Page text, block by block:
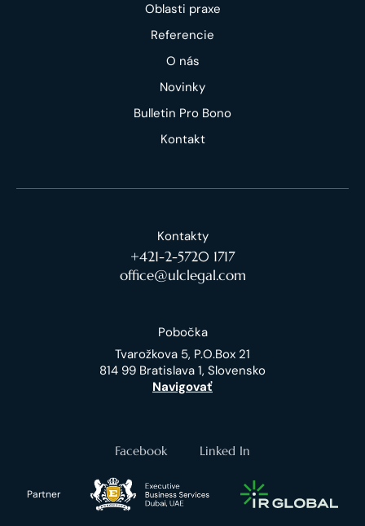
Oblasti praxe
Referencie
O nás
Novinky
Bulletin Pro Bono
Kontakt
Kontakty
+421-2-5720 1717
office@ulclegal.com
Pobočka
Tvarožkova 5, P.O.Box 21
814 99 Bratislava 1, Slovensko
Navigovať
Facebook Linked In
Partner